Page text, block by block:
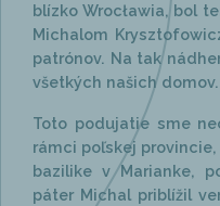
blízko Wrocławia, bol
Michalom
patrónov. Na tak
všetkých našich domov.
Toto podujatie sme
rámci poľskej
bazilike v Marianke,
páter Michal priblížil